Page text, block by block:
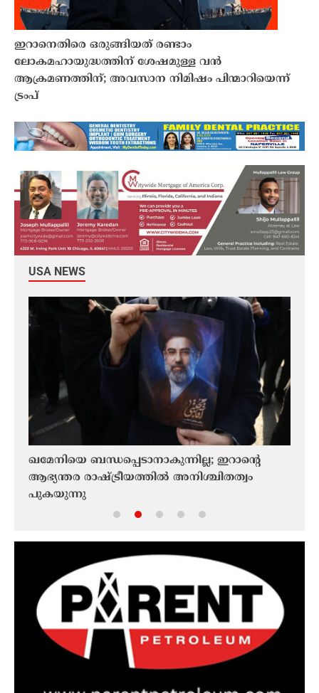
ഇറാനെതിരെ ഒരുങ്ങിയത് രണ്ടാം
ലോകമഹായുദ്ധത്തിന് ശേഷമുള്ള വൻ
ആക്രമണത്തിന്; അവസാന നിമിഷം പിന്മാറിയെന്ന്
ട്രംപ്
USA NEWS
ഖമേനിയെ ബന്ധപ്പെടാനാകുന്നില്ല; ഇറാൻ്റെ
ആഭ്യന്തര രാഷ്ട്രീയത്തിൽ അനിശ്ചിതത്വം
പുകയുന്നു